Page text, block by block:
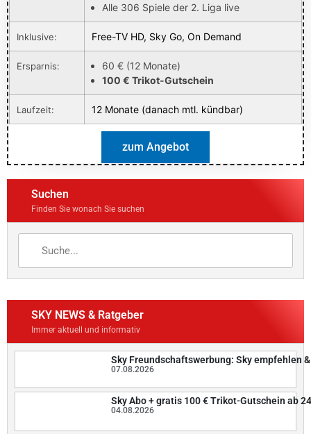
Alle 306 Spiele der 2. Liga live
Inklusive: Free-TV HD, Sky Go, On Demand
Ersparnis:
60 € (12 Monate)
100 € Trikot-Gutschein
Laufzeit: 12 Monate (danach mtl. kündbar)
zum Angebot
Suchen
Finden Sie wonach Sie suchen
SKY NEWS & Ratgeber
Immer aktuell und informativ
Sky Freundschaftswerbung: Sky empfehlen
07.08.2026
Sky Abo + gratis 100 € Trikot-Gutschein ab
04.08.2026